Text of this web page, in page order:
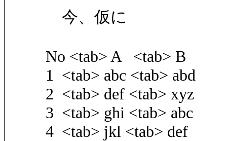
今、仮に
No <tab> A <tab> B
1 <tab> abc <tab> abd
2 <tab> def <tab> xyz
3 <tab> ghi <tab> abc
4 <tab> jkl <tab> def